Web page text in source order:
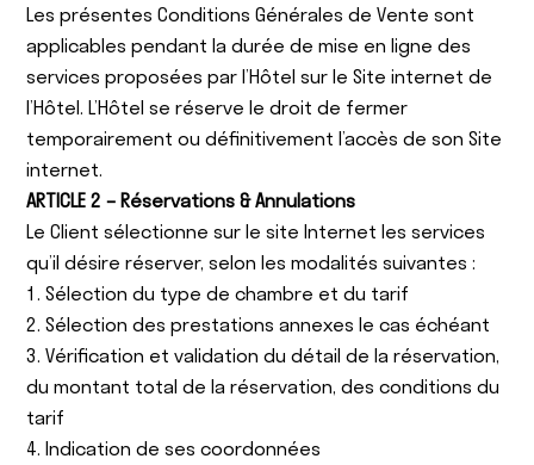
Les présentes Conditions Générales de Vente sont
applicables pendant la durée de mise en ligne des
services proposées par l’Hôtel sur le Site internet de
l’Hôtel. L’Hôtel se réserve le droit de fermer
temporairement ou définitivement l’accès de son Site
internet.
ARTICLE 2 – Réservations & Annulations
Le Client sélectionne sur le site Internet les services
qu’il désire réserver, selon les modalités suivantes :
1. Sélection du type de chambre et du tarif
2. Sélection des prestations annexes le cas échéant
3. Vérification et validation du détail de la réservation,
du montant total de la réservation, des conditions du
tarif
4. Indication de ses coordonnées